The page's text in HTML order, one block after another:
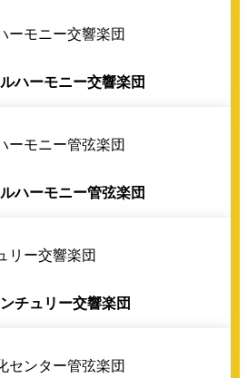
ハーモニー交響楽団
ハーモニー管弦楽団
チュリー交響楽団